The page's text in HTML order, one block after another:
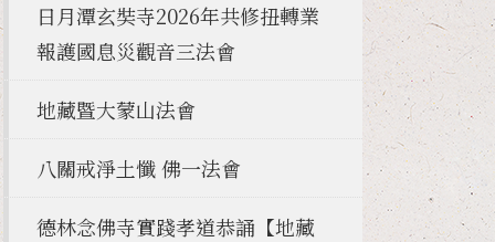
日月潭玄奘寺2026年共修扭轉業
報護國息災觀音三法會
地藏暨大蒙山法會
八關戒淨土懺 佛一法會
德林念佛寺實踐孝道恭誦【地藏